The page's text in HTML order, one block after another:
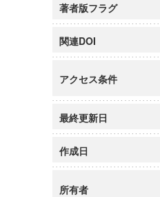
著者版フラグ
関連DOI
アクセス条件
最終更新日
作成日
所有者